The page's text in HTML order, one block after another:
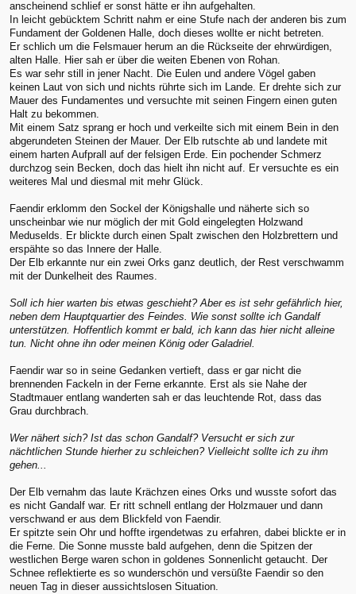
anscheinend schlief er sonst hätte er ihn aufgehalten.
In leicht gebücktem Schritt nahm er eine Stufe nach der anderen bis zum
Fundament der Goldenen Halle, doch dieses wollte er nicht betreten.
Er schlich um die Felsmauer herum an die Rückseite der ehrwürdigen,
alten Halle. Hier sah er über die weiten Ebenen von Rohan.
Es war sehr still in jener Nacht. Die Eulen und andere Vögel gaben
keinen Laut von sich und nichts rührte sich im Lande. Er drehte sich zur
Mauer des Fundamentes und versuchte mit seinen Fingern einen guten
Halt zu bekommen.
Mit einem Satz sprang er hoch und verkeilte sich mit einem Bein in den
abgerundeten Steinen der Mauer. Der Elb rutschte ab und landete mit
einem harten Aufprall auf der felsigen Erde. Ein pochender Schmerz
durchzog sein Becken, doch das hielt ihn nicht auf. Er versuchte es ein
weiteres Mal und diesmal mit mehr Glück.
Faendir erklomm den Sockel der Königshalle und näherte sich so
unscheinbar wie nur möglich der mit Gold eingelegten Holzwand
Meduselds. Er blickte durch einen Spalt zwischen den Holzbrettern und
erspähte so das Innere der Halle.
Der Elb erkannte nur ein zwei Orks ganz deutlich, der Rest verschwamm
mit der Dunkelheit des Raumes.
Soll ich hier warten bis etwas geschieht? Aber es ist sehr gefährlich hier,
neben dem Hauptquartier des Feindes. Wie sonst sollte ich Gandalf
unterstützen. Hoffentlich kommt er bald, ich kann das hier nicht alleine
tun. Nicht ohne ihn oder meinen König oder Galadriel.
Faendir war so in seine Gedanken vertieft, dass er gar nicht die
brennenden Fackeln in der Ferne erkannte. Erst als sie Nahe der
Stadtmauer entlang wanderten sah er das leuchtende Rot, dass das
Grau durchbrach.
Wer nähert sich? Ist das schon Gandalf? Versucht er sich zur
nächtlichen Stunde hierher zu schleichen? Vielleicht sollte ich zu ihm
gehen...
Der Elb vernahm das laute Krächzen eines Orks und wusste sofort das
es nicht Gandalf war. Er ritt schnell entlang der Holzmauer und dann
verschwand er aus dem Blickfeld von Faendir.
Er spitzte sein Ohr und hoffte irgendetwas zu erfahren, dabei blickte er in
die Ferne. Die Sonne musste bald aufgehen, denn die Spitzen der
westlichen Berge waren schon in goldenes Sonnenlicht getaucht. Der
Schnee reflektierte es so wunderschön und versüßte Faendir so den
neuen Tag in dieser aussichtslosen Situation.